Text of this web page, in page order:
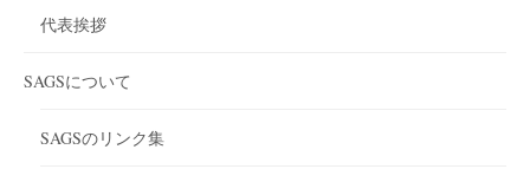
代表挨拶
SAGSについて
SAGSのリンク集